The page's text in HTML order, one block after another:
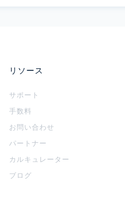
リソース
サポート
手数料
お問い合わせ
パートナー
カルキュレーター
ブログ